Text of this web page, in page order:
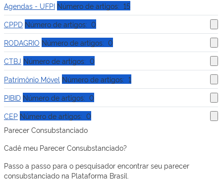
Agendas - UFPI Número de artigos: 15
CPPD Número de artigos: 0
RODAGRIO Número de artigos: 0
CTBJ Número de artigos: 0
Patrimônio Móvel Número de artigos: 1
PIBID Número de artigos: 0
CEP Número de artigos: 0
Parecer Consubstanciado
Cadê meu Parecer Consubstanciado?
Passo a passo para o pesquisador encontrar seu parecer
consubstanciado na Plataforma Brasil.